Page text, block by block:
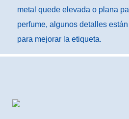
metal quede elevada o plana
perfume, algunos detalles
para mejorar la etiqueta.